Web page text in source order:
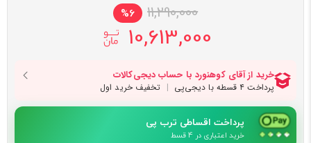
11,290,000
%6
10,613,000
پرداخت اقساطی ترب پی
خرید اعتباری در 4 قسط